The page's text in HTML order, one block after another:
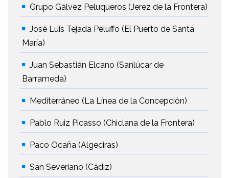
Grupo Gálvez Peluqueros (Jerez de la Frontera)
José Luis Tejada Peluffo (El Puerto de Santa
María)
Juan Sebastián Elcano (Sanlúcar de
Barrameda)
Mediterráneo (La Línea de la Concepción)
Pablo Ruiz Picasso (Chiclana de la Frontera)
Paco Ocaña (Algeciras)
San Severiano (Cádiz)